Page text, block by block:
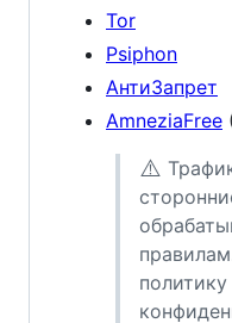
Tor
Psiphon
АнтиЗапрет
AmneziaFree
⚠️
политику